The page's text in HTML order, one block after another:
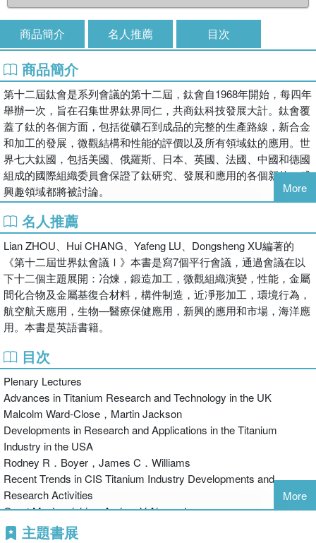
商品簡介 名人推薦 目次
商品簡介
第十二屆鈦會是系列會議的第十二屆，鈦會自1968年開始，每四年
舉辦一次，旨在召集世界鈦界同仁，共商鈦科技發展大計。鈦會覆
蓋了鈦的各個方面，包括從礦石到成品的完整的生產路線，新合金
和加工的發展，微觀結構和性能的評價以及所有領域鈦的應用。世
界七大鈦國，包括美國、俄羅斯、日本、英國、法國、中國和德國
組成的國際組織委員會保證了鈦研究、發展和應用的各個新的、感
興趣領域都將被討論。
More
名人推薦
Lian ZHOU、Hui CHANG、Yafeng LU、Dongsheng XU編著的
《第十二屆世界鈦會議Ⅰ》本書是寫7個平行會議，通過會議在以
下十二個主題展開：冶煉，鍛造加工，微觀組織演變，性能，金屬
間化合物及金屬基復合材料，構件制造，近凈形加工，環境行為，
航空航天應用，生物—醫療保健應用，新興的應用和市場，海洋應
用。本書是英語書籍。
目次
Plenary Lectures
Advances in Titanium Research and Technology in the UK
Malcolm Ward-Close，Martin Jackson
Developments in Research and Applications in the Titanium
Industry in the USA
Rodney R．Boyer，James C．Williams
Recent Trends in CIS Titanium Industry Developments and
Research Activities
Orest M．Ivasishin，Andrey V.Alexandrov
Recent Trends in Titanium Research and Development in Japan
More
主題書展